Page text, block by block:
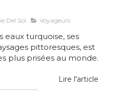
Del Sol Voyageurs
eaux turquoise, ses
pittoresques, est
plus prisées au monde.
Lire l'article